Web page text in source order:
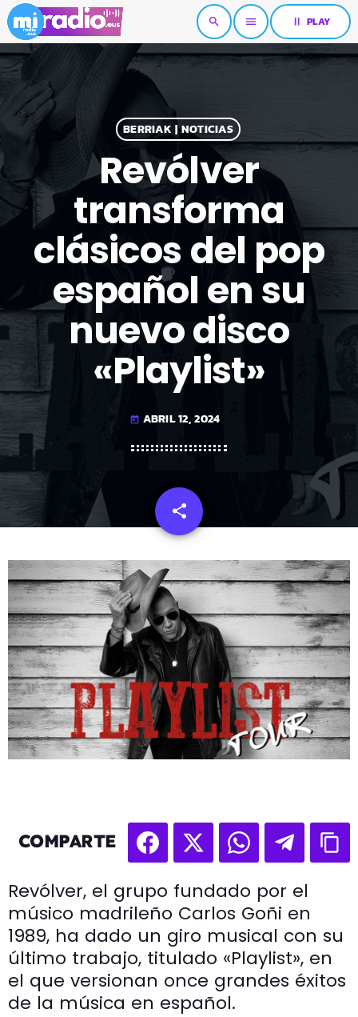
search menu pause PLAY
BERRIAK | NOTICIAS
Revólver
transforma
clásicos del pop
español en su
nuevo disco
«Playlist»
today ABRIL 12, 2024
share
email
COMPARTE
Revólver, el grupo fundado por el
músico madrileño Carlos Goñi en
1989, ha dado un giro musical con su
último trabajo, titulado «Playlist», en
el que versionan once grandes éxitos
de la música en español.